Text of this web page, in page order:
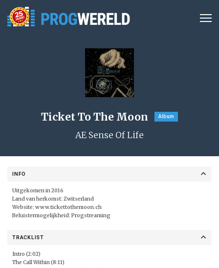
Ticket To The Moon Album
AE Sense Of Life
INFO
Uitgekomen in 2016
Land van herkomst: Zwitserland
Website: www.tickettothemoon.ch
Beluistermogelijkheid: Progstreaming
TRACKLIST
Intro (2:02)
The Call Within (8:11)